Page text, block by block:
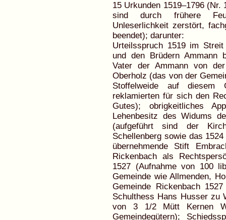
15 Urkunden 1519–1796 (Nr.
sind durch frühere
Unleserlichkeit zerstört,
beendet); darunter:
Urteilsspruch 1519 im
und den Brüdern Ammann
Vater der Ammann von
Oberholz (das von der
Stoffelweide auf diesem
reklamierten für sich den
Gutes); obrigkeitliches
Lehenbesitz des Widums
(aufgeführt sind der
Schellenberg sowie das
übernehmende Stift
Rickenbach als
1527 (Aufnahme von 100
Gemeinde wie Allmenden,
Gemeinde Rickenbach
Schulthess Hans Husser zu
von 3 1/2 Mütt Kernen
Gemeindegütern);